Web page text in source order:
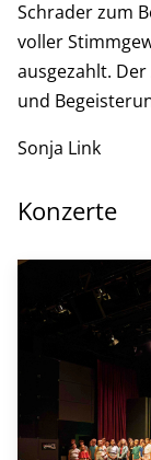
Schrader zum
voller
ausgezahlt.
und
Sonja Link
Konzerte